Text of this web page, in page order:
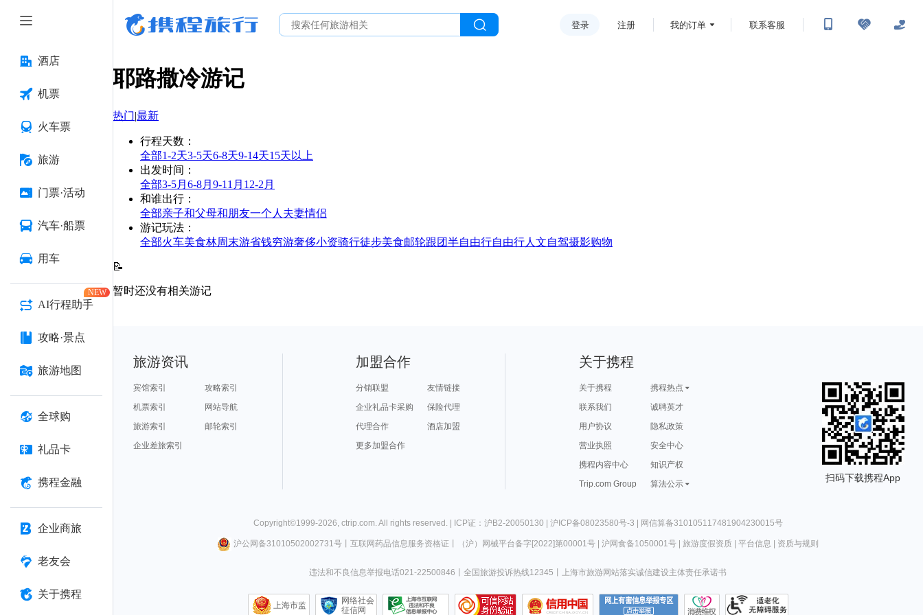
酒店
机票
火车票
旅游
门票·活动
汽车·船票
用车
AI行程助手
NEW
攻略·景点
旅游地图
全球购
礼品卡
携程金融
企业商旅
老友会
关于携程
登录 注册 我的订单 联系客服
耶路撒冷游记
热门|最新
行程天数 ：
全部1-2天3-5天6-8天9-14天15天以上
出发时间 ：
全部3-5月 6-8月 9-11月 12-2月
和谁出行 ：
全部亲子和父母和朋友一个人 夫妻情侣
游记玩法 ：
全部火车美食林周末游省钱穷游奢侈小资骑行徒步美食邮轮跟团半自由行自由行人文自驾摄影购物
📝
暂时还没有相关游记
旅游资讯
宾馆索引
攻略索引
机票索引
网站导航
旅游索引
邮轮索引
企业差旅索引
加盟合作
分销联盟
友情链接
企业礼品卡采购
保险代理
代理合作
酒店加盟
更多加盟合作
关于携程
关于携程
携程热点
联系我们
诚聘英才
用户协议
隐私政策
营业执照
安全中心
携程内容中心
知识产权
Trip.com Group
算法公示
扫码下载携程App
Copyright©1999-2026, ctrip.com. All rights reserved. | ICP证：沪B2-20050130 | 沪ICP备08023580号-3 | 网信算备310105117481904230015号
沪公网备31010502002731号丨 互联网药品信息服务资格证 （沪）网械平台备字[2022]第00001号| 沪网食备1050001号| 旅游度假资质| 平台信息 资质与规则
违法和不良信息举报电话021-22500846 全国旅游投诉热线12345 上海市旅游网站落实诚信建设主体责任承诺书
上海市监
网络社会
征信网